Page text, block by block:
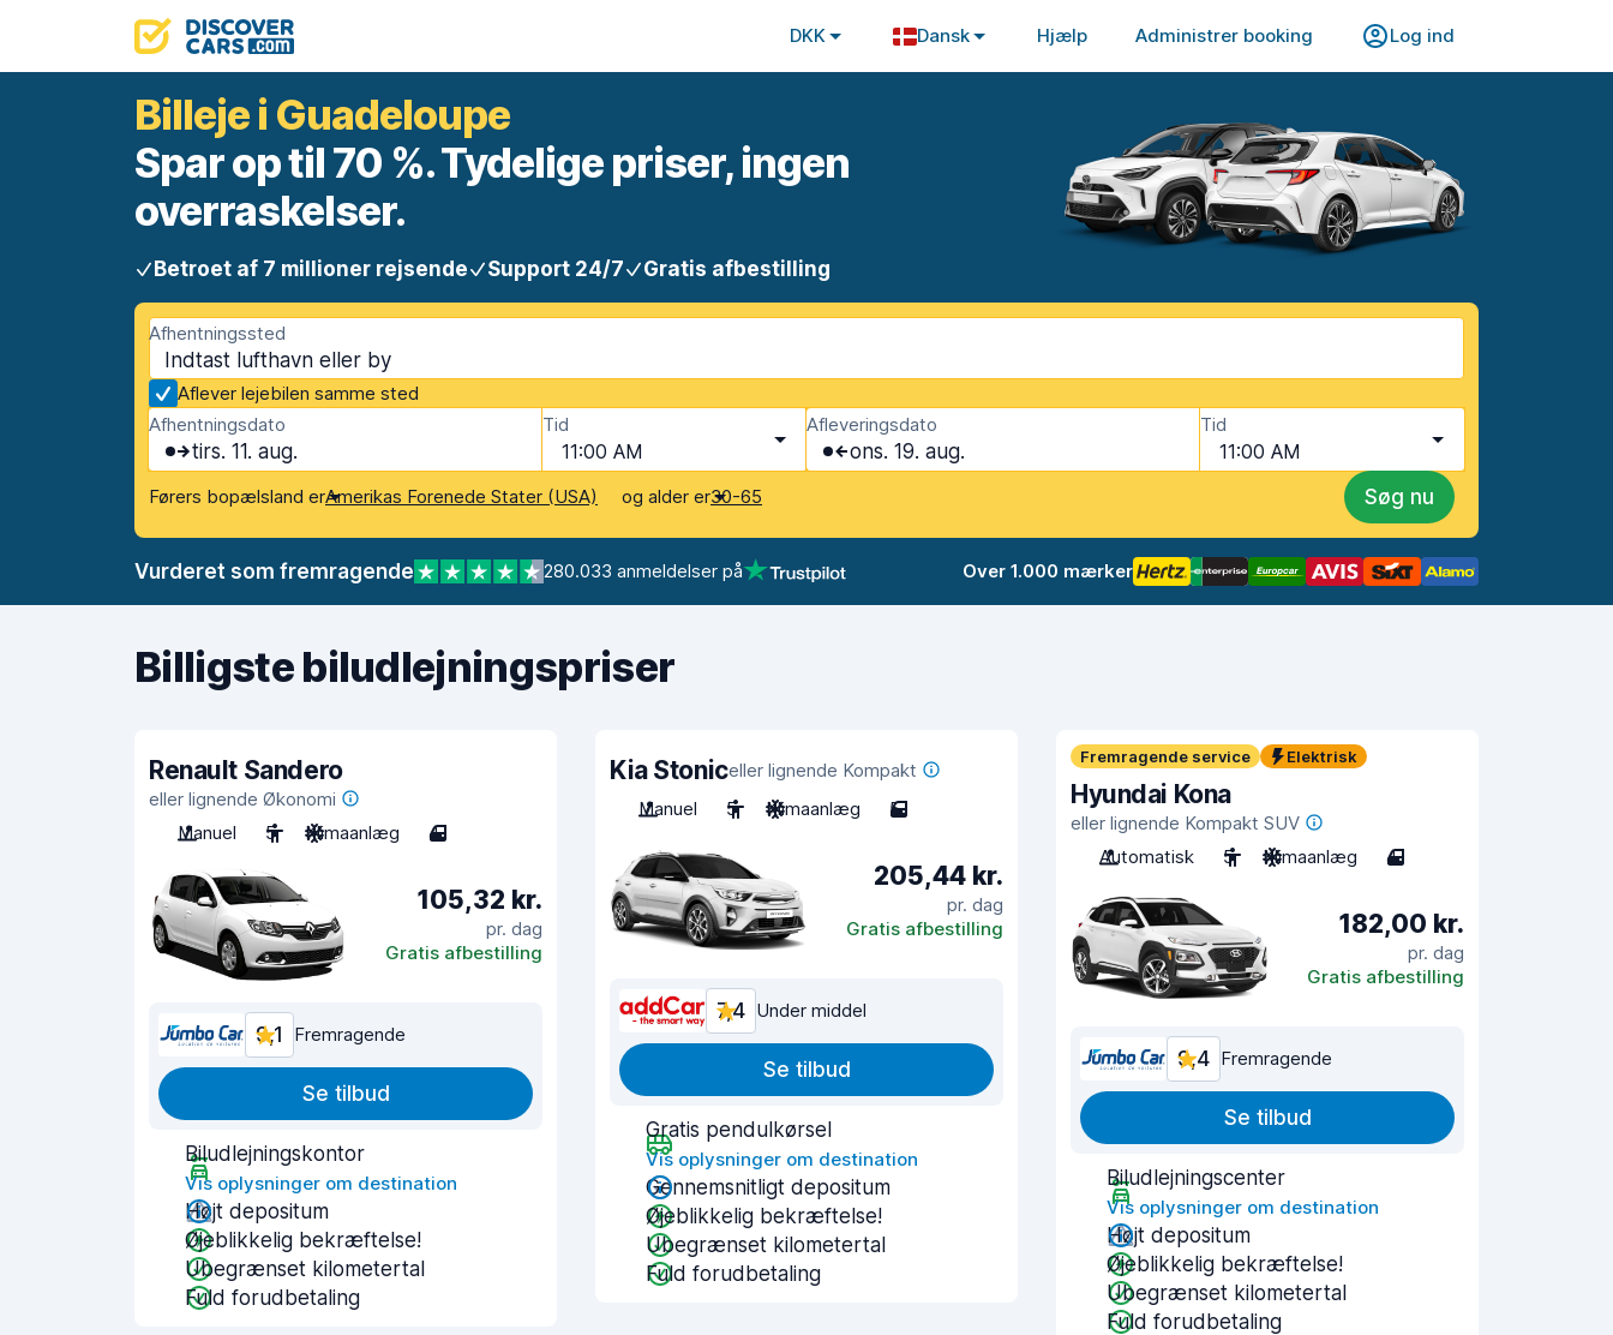
DKK Dansk Hjælp Administrer booking Log ind
Billeje i Guadeloupe
Spar op til 70 %. Tydelige priser, ingen
overraskelser.
Betroet af 7 millioner rejsende Support 24/7 Gratis afbestilling
Afhentningssted
Aflever lejebilen samme sted
Afhentningsdato
tirs. 11. aug.
Tid
11:00 AM
Afleveringsdato
ons. 19. aug.
Tid
11:00 AM
Førers bopælsland erAmerikas Forenede Stater (USA) og alder er30-65 Søg nu
Vurderet som fremragende 280.033 anmeldelser på Over 1.000 mærker
Billigste biludlejningspriser
Renault Sandero
eller lignende Økonomi
Manuel
5 Klimaanlæg 4
105,32 kr.
pr. dag
Gratis afbestilling
9,1 Fremragende
Se tilbud
Biludlejningskontor
Vis oplysninger om destination
Højt depositum
Øjeblikkelig bekræftelse!
Ubegrænset kilometertal
Fuld forudbetaling
Kia Stoniceller lignende Kompakt
Manuel
5 Klimaanlæg 5
205,44 kr.
pr. dag
Gratis afbestilling
7,4 Under middel
Se tilbud
Gratis pendulkørsel
Vis oplysninger om destination
Gennemsnitligt depositum
Øjeblikkelig bekræftelse!
Ubegrænset kilometertal
Fuld forudbetaling
Fremragende service Elektrisk
Hyundai Kona
eller lignende Kompakt SUV
Automatisk
5 Klimaanlæg 4
182,00 kr.
pr. dag
Gratis afbestilling
9,4 Fremragende
Se tilbud
Biludlejningscenter
Vis oplysninger om destination
Højt depositum
Øjeblikkelig bekræftelse!
Ubegrænset kilometertal
Fuld forudbetaling